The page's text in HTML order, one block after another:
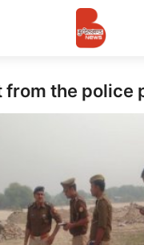
Register
from the police